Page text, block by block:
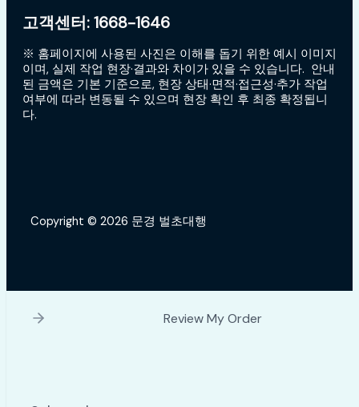
고객센터: 1668-1646
※ 홈페이지에 사용된 사진은 이해를 돕기 위한 예시 이미지
이며, 실제 작업 현장·결과와 차이가 있을 수 있습니다. 안내
된 금액은 기본 기준으로, 현장 상태·면적·접근성·추가 작업
여부에 따라 변동될 수 있으며 현장 확인 후 최종 확정됩니
다.
Copyright © 2026 문경 벌초대행
Review My Order